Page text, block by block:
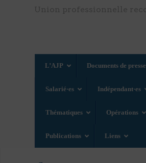
L’AJP Documents de presse
Salarié·es Indépendant·es
Thématiques Opérations
Publications Liens